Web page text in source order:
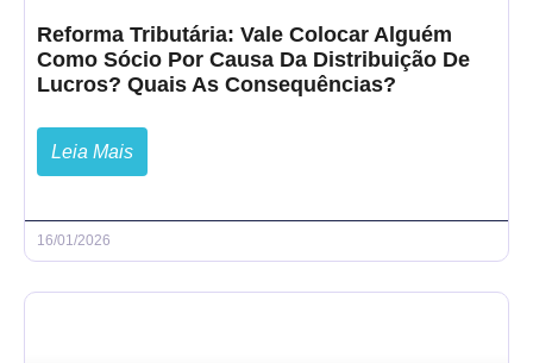
Reforma Tributária: Vale Colocar Alguém
Como Sócio Por Causa Da Distribuição De
Lucros? Quais As Consequências?
Leia Mais
16/01/2026